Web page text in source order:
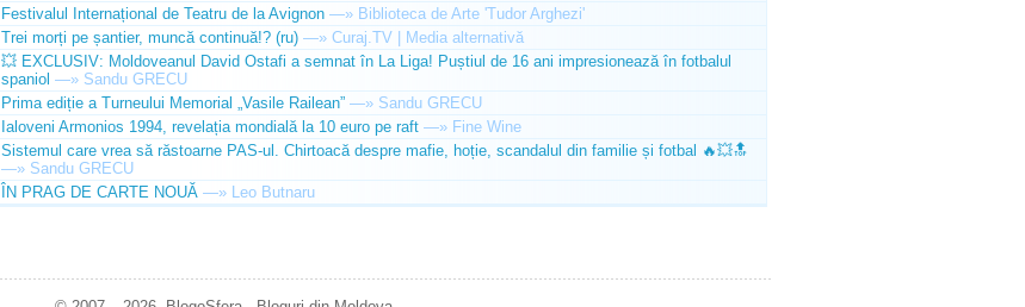
Festivalul Internațional de Teatru de la Avignon —» Biblioteca de Arte 'Tudor Arghezi'
Trei morți pe șantier, muncă continuă!? (ru) —» Curaj.TV | Media alternativă
💥 EXCLUSIV: Moldoveanul David Ostafi a semnat în La Liga! Puștiul de 16 ani impresionează în fotbalul
spaniol —» Sandu GRECU
Prima ediție a Turneului Memorial „Vasile Railean” —» Sandu GRECU
Ialoveni Armonios 1994, revelația mondială la 10 euro pe raft —» Fine Wine
Sistemul care vrea să răstoarne PAS-ul. Chirtoacă despre mafie, hoție, scandalul din familie și fotbal 🔥💥🔝
—» Sandu GRECU
ÎN PRAG DE CARTE NOUĂ —» Leo Butnaru